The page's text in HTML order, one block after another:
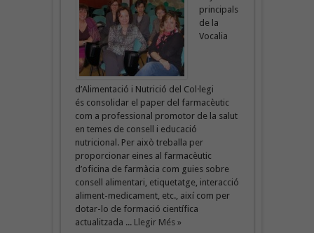
principals
de la
Vocalia
d’Alimentació i Nutrició del Col·legi
és consolidar el paper del farmacèutic
com a professional promotor de la salut
en temes de consell i educació
nutricional. Per això treballa per
proporcionar eines al farmacèutic
d’oficina de farmàcia com guies sobre
consell alimentari, etiquetatge, interacció
aliment-medicament, etc., així com per
dotar-lo de formació científica
actualitzada ... Llegir Més »